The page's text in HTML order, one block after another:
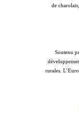
de
Soutenu
rurales.